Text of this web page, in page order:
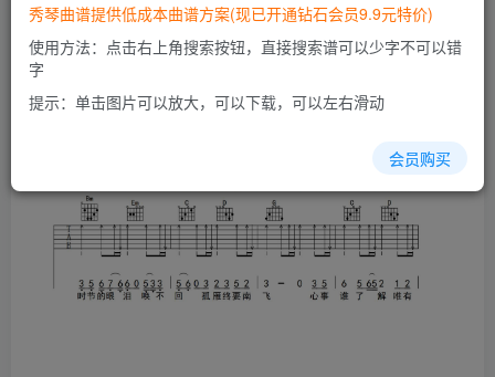
秀琴曲谱提供低成本曲谱方案(现已开通钻石会员9.9元特价)
使用方法：点击右上角搜索按钮，直接搜索谱可以少字不可以错
字
提示：单击图片可以放大，可以下载，可以左右滑动
会员购买